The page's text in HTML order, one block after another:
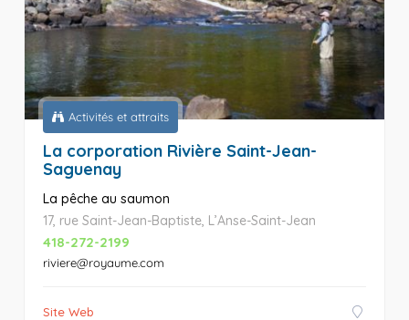
Activités et attraits
La corporation Rivière Saint-Jean-
Saguenay
La pêche au saumon
17, rue Saint-Jean-Baptiste, L’Anse-Saint-Jean
418-272-2199
riviere@royaume.com
Site Web